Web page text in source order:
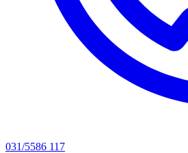
031/5586 117